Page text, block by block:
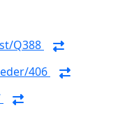
Q388
406